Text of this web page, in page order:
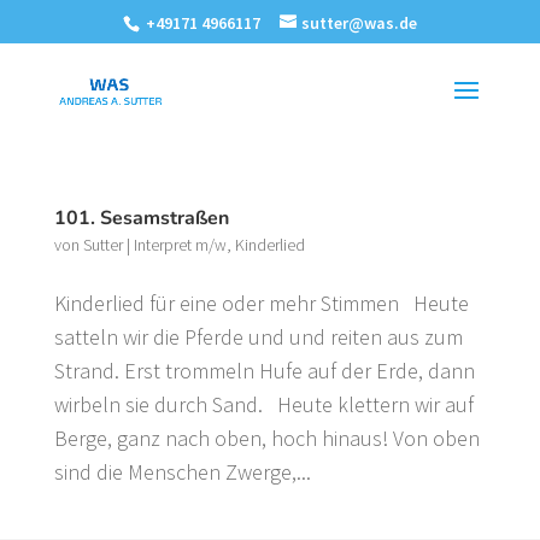
+49171 4966117 sutter@was.de
101. Sesamstraßen
von Sutter| Interpret m/w, Kinderlied
Kinderlied für eine oder mehr Stimmen Heute
satteln wir die Pferde und und reiten aus zum
Strand. Erst trommeln Hufe auf der Erde, dann
wirbeln sie durch Sand. Heute klettern wir auf
Berge, ganz nach oben, hoch hinaus! Von oben
sind die Menschen Zwerge,...